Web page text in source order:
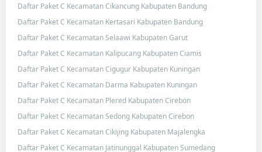
Daftar Paket C Kecamatan Cikancung Kabupaten Bandung
Daftar Paket C Kecamatan Kertasari Kabupaten Bandung
Daftar Paket C Kecamatan Selaawi Kabupaten Garut
Daftar Paket C Kecamatan Kalipucang Kabupaten Ciamis
Daftar Paket C Kecamatan Cigugur Kabupaten Kuningan
Daftar Paket C Kecamatan Darma Kabupaten Kuningan
Daftar Paket C Kecamatan Plered Kabupaten Cirebon
Daftar Paket C Kecamatan Sedong Kabupaten Cirebon
Daftar Paket C Kecamatan Cikijing Kabupaten Majalengka
Daftar Paket C Kecamatan Jatinunggal Kabupaten Sumedang